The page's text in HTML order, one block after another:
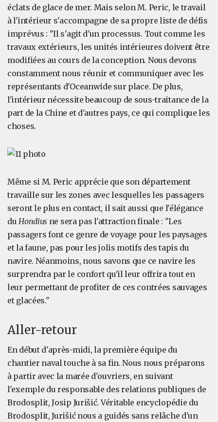
éclats de glace de mer. Mais selon M. Peric, le travail
à l'intérieur s'accompagne de sa propre liste de défis
imprévus : "Il s'agit d'un processus. Tout comme les
travaux extérieurs, les unités intérieures doivent être
modifiées au cours de la conception. Nous devons
constamment nous réunir et communiquer avec les
représentants d'Oceanwide sur place. De plus,
l'intérieur nécessite beaucoup de sous-traitance de la
part de la Chine et d'autres pays, ce qui complique les
choses.
Même si M. Peric apprécie que son département
travaille sur les zones avec lesquelles les passagers
seront le plus en contact, il sait aussi que l'élégance
du Hondius ne sera pas l'attraction finale : "Les
passagers font ce genre de voyage pour les paysages
et la faune, pas pour les jolis motifs des tapis du
navire. Néanmoins, nous savons que ce navire les
surprendra par le confort qu'il leur offrira tout en
leur permettant de profiter de ces contrées sauvages
et glacées."
Aller-retour
En début d'après-midi, la première équipe du
chantier naval touche à sa fin. Nous nous préparons
à partir avec la marée d'ouvriers, en suivant
l'exemple du responsable des relations publiques de
Brodosplit, Josip Jurišić. Véritable encyclopédie du
Brodosplit, Jurišić nous a guidés sans relâche d'un